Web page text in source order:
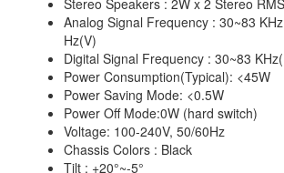
Analog Signal Frequency : 30~83
Hz(V)
Digital Signal Frequency : 30~83
Power Consumption(Typical): <45W
Power Saving Mode: <0.5W
Power Off Mode:0W (hard switch)
Voltage: 100-240V, 50/60Hz
Chassis Colors : Black
Tilt : +20°~-5°